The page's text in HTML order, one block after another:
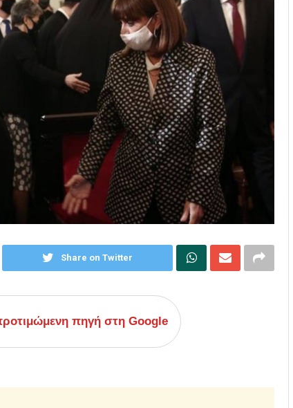
Share on Twitter
πηγή στη Google